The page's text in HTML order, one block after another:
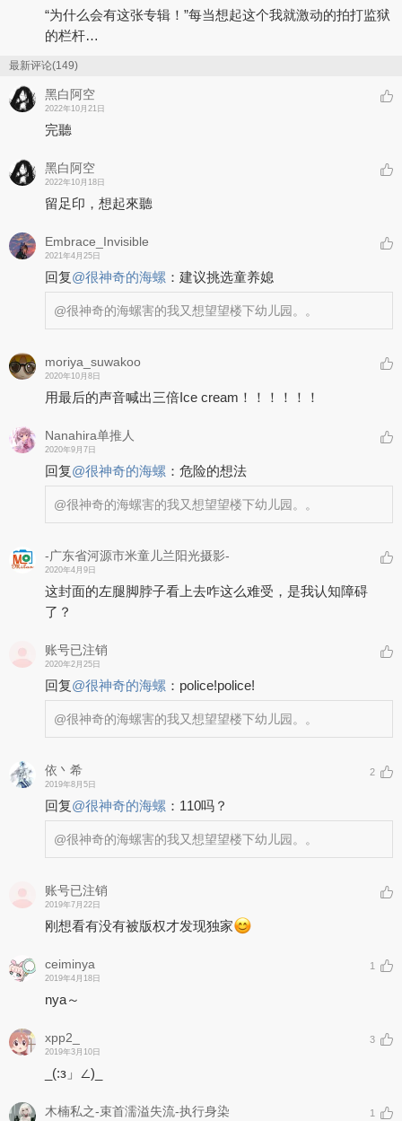
“为什么会有这张专辑！”每当想起这个我就激动的拍打监狱
的栏杆…
最新评论(149)
黑白阿空
2022年10月21日
完聽
黑白阿空
2022年10月18日
留足印，想起來聽
Embrace_Invisible
2021年4月25日
回复@很神奇的海螺 ： 建议挑选童养媳
@很神奇的海螺害的我又想望望楼下幼儿园。。
moriya_suwakoo
2020年10月8日
用最后的声音喊出三倍Ice cream！！！！！！
Nanahira单推人
2020年9月7日
回复@很神奇的海螺 ： 危险的想法
@很神奇的海螺害的我又想望望楼下幼儿园。。
-广东省河源市米童儿兰阳光摄影-
2020年4月9日
这封面的左腿脚脖子看上去咋这么难受，是我认知障碍
了？
账号已注销
2020年2月25日
回复@很神奇的海螺 ： police!police!
@很神奇的海螺害的我又想望望楼下幼儿园。。
依丶希
2019年8月5日
2
回复@很神奇的海螺 ： 110吗？
@很神奇的海螺害的我又想望望楼下幼儿园。。
账号已注销
2019年7月22日
刚想看有没有被版权才发现独家
ceiminya
2019年4月18日
1
nya～
xpp2_
2019年3月10日
3
_(:з」∠)_
木楠私之-束首濡溢失流-执行身染 1